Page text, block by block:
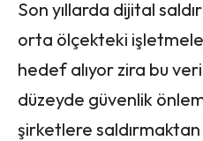
Son yıllarda dijital
orta ölçekteki
hedef alıyor zira bu
düzeyde güvenlik
şirketlere